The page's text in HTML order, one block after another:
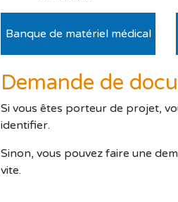
Banque de matériel médical
Demande de
Si vous êtes porteur de projet,
identifier.
Sinon, vous pouvez faire une
vite.